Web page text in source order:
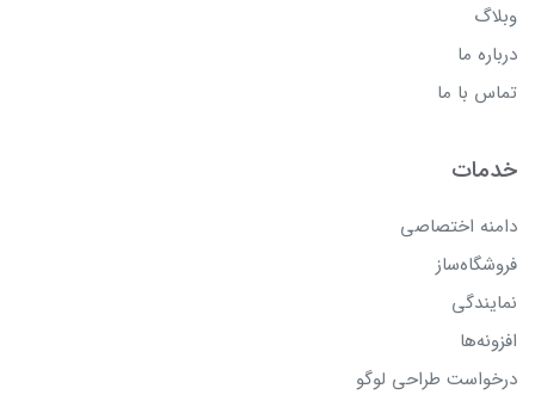
وبلاگ
درباره ما
تماس با ما
خدمات
دامنه اختصاصی
فروشگاه‌ساز
نمایندگی
افزونه‌ها
درخواست طراحی لوگو